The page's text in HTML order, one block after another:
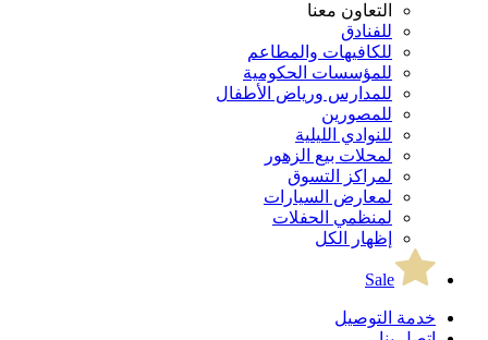
التعاون معنا
للفنادق
للكافيهات والمطاعم
للمؤسسات الحكومية
للمدارس ورياض الأطفال
للمصورين
للنوادي الليلية
لمحلات بيع الزهور
لمراكز التسوق
لمعارض السيارات
لمنظمي الحفلات
إظهار الكل
Sale
خدمة التوصيل